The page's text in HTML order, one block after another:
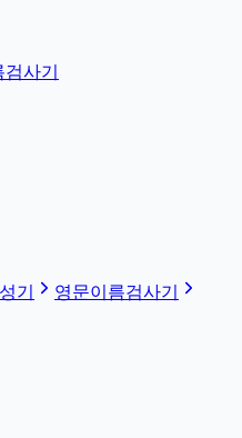
검사기
기
영문이름검사기